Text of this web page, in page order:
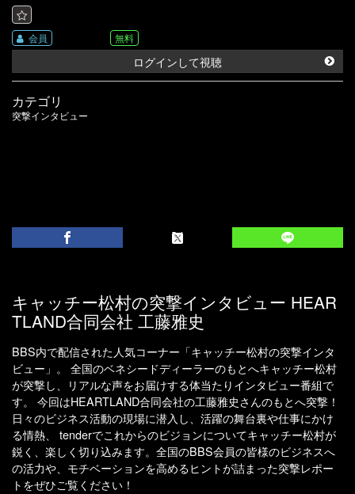
会員 無料
ログインして視聴
カテゴリ
突撃インタビュー
キャッチー松村の突撃インタビュー HEAR
TLAND合同会社 工藤雅史
BBS内で配信された人気コーナー「キャッチー松村の突撃インタ
ビュー」。 全国のベネシードディーラーのもとへキャッチー松村
が突撃し、リアルな声をお届けする体当たりインタビュー番組で
す。 今回はHEARTLAND合同会社の工藤雅史さんのもとへ突撃！
日々のビジネス活動の現場に潜入し、活躍の舞台裏や仕事にかけ
る情熱、 tenderでこれからのビジョンについてキャッチー松村が
鋭く、楽しく切り込みます。全国のBBS会員の皆様のビジネスへ
の活力や、モチベーションを高めるヒントが詰まった突撃レポー
トをぜひご覧ください！